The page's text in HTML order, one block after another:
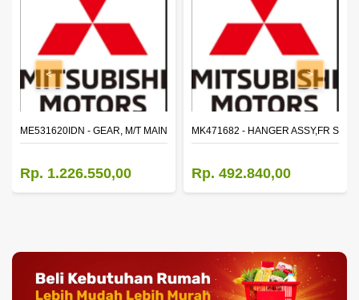
2ND SPEED (M035S5)
ME531620IDN - GEAR, M/T MAIN SHAFT REVERSE
Rp. 1.226.550,00
MK471682 - HANGER ASSY,FR
Rp. 492.840,00
< >